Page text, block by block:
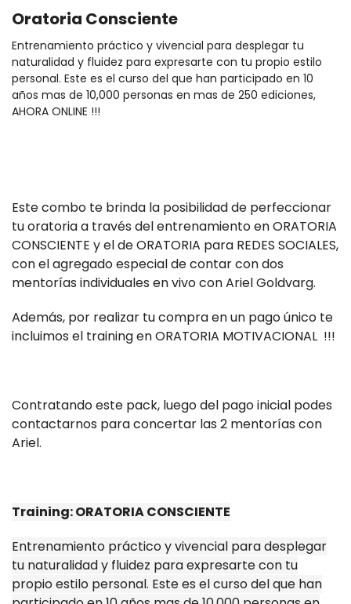
Oratoria Consciente
Entrenamiento práctico y vivencial para desplegar tu
naturalidad y fluidez para expresarte con tu propio estilo
personal. Este es el curso del que han participado en 10
años mas de 10,000 personas en mas de 250 ediciones,
AHORA ONLINE !!!
Este combo te brinda la posibilidad de perfeccionar
tu oratoria a través del entrenamiento en ORATORIA
CONSCIENTE y el de ORATORIA para REDES SOCIALES,
con el agregado especial de contar con dos
mentorías individuales en vivo con Ariel Goldvarg.
Además, por realizar tu compra en un pago único te
incluimos el training en ORATORIA MOTIVACIONAL !!!
Contratando este pack, luego del pago inicial podes
contactarnos para concertar las 2 mentorías con
Ariel.
Training: ORATORIA CONSCIENTE
Entrenamiento práctico y vivencial para desplegar
tu naturalidad y fluidez para expresarte con tu
propio estilo personal. Este es el curso del que han